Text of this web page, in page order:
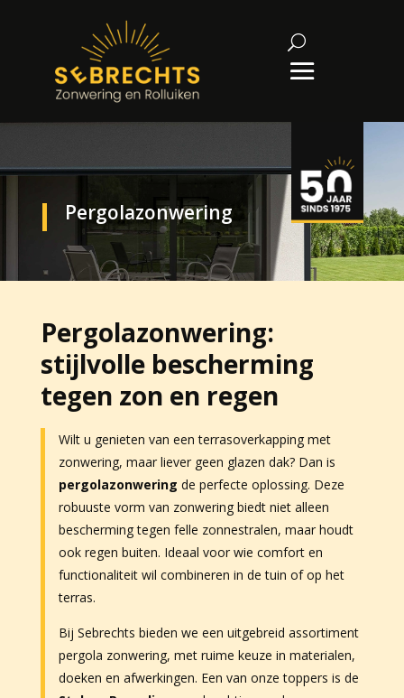
Pergolazonwering
Pergolazonwering:
stijlvolle bescherming
tegen zon en regen
Wilt u genieten van een terrasoverkapping met
zonwering, maar liever geen glazen dak? Dan is
pergolazonwering de perfecte oplossing. Deze
robuuste vorm van zonwering biedt niet alleen
bescherming tegen felle zonnestralen, maar houdt
ook regen buiten. Ideaal voor wie comfort en
functionaliteit wil combineren in de tuin of op het
terras.
Bij Sebrechts bieden we een uitgebreid assortiment
pergola zonwering, met ruime keuze in materialen,
doeken en afwerkingen. Een van onze toppers is de